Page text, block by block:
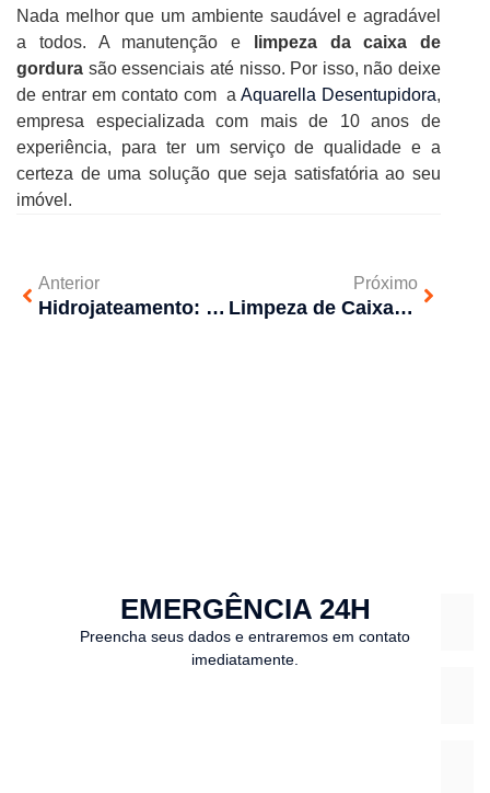
Nada melhor que um ambiente saudável e agradável
a todos. A manutenção e
limpeza da caixa de
gordura são essenciais até nisso. Por isso, não deixe
de entrar em contato com aAquarella Desentupidora,
empresa especializada com mais de 10 anos de
experiência, para ter um serviço de qualidade e a
certeza de uma solução que seja satisfatória ao seu
imóvel.
Anterior
Hidrojateamento: Você sabe quando é indicado?
Próximo
Limpeza de Caixa d’água – Saúde preservada
EMERGÊNCIA 24H
Preencha seus dados e entraremos em contato
imediatamente.